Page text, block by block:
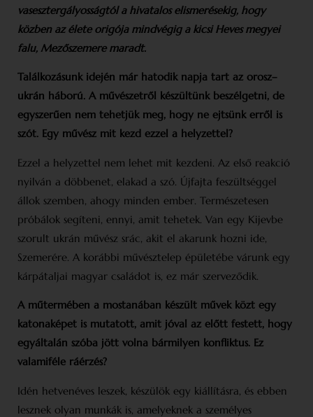
vasesztergályosságtól a hivatalos elismerésekig, hogy
közben az élete origója mindvégig a kicsi Heves megyei
falu, Mezőszemere maradt.
Találkozásunk idején már hatodik napja tart az orosz–
ukrán háború. A művészetről készültünk beszélgetni, de
egyszerűen nem tehetjük meg, hogy ne ejtsünk erről is
szót. Egy művész mit kezd ezzel a helyzettel?
Ezzel a helyzettel nem lehet mit kezdeni. Az első reakció
nyilván a döbbenet, elakad a szó. Újfajta feszültséggel
állok szemben, ahogy minden ember. Természetesen
próbálok segíteni, ennyi, amit tehetek. Van egy Kijevbe
szorult ukrán művész srác, akit el akarunk hozni ide,
Szemerére. A korábbi művésztelep épületébe várunk egy
kárpát­aljai magyar családot is, ez már szerveződik.
A műtermében a mostanában készült művek közt egy
katonaképet is mutatott, amit jóval az előtt festett, hogy
egyáltalán szóba jött volna bármilyen konfliktus. Ez
valamiféle ráérzés?
Idén hetvenéves leszek, készülök egy kiállításra, és ebben
lesznek olyan munkák is, amelyeknek a személyes